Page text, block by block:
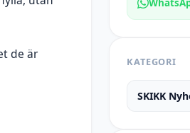
de är
KATEGORI
SKIKK